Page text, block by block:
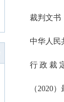
裁判文书
中华人民共
行 政 裁
（2020）